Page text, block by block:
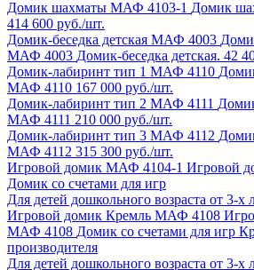
Домик шахматы МАФ 4103-1 Домик
414 600 руб./шт.
Домик-беседка детская МАФ 4003
МАФ 4003 Домик-беседка детская. 42
Домик-лабиринт тип 1 МАФ 4110
МАФ 4110 167 000 руб./шт.
Домик-лабиринт тип 2 МАФ 4111
МАФ 4111 210 000 руб./шт.
Домик-лабиринт тип 3 МАФ 4112
МАФ 4112 315 300 руб./шт.
Игровой домик МАФ 4104-1 Игровой
Домик со счетами для игр
Для детей дошкольного возраста от 3-х
Игровой домик Кремль МАФ 4108
МАФ 4108 Домик со счетами для игр
производителя
Для детей дошкольного возраста от 3-х